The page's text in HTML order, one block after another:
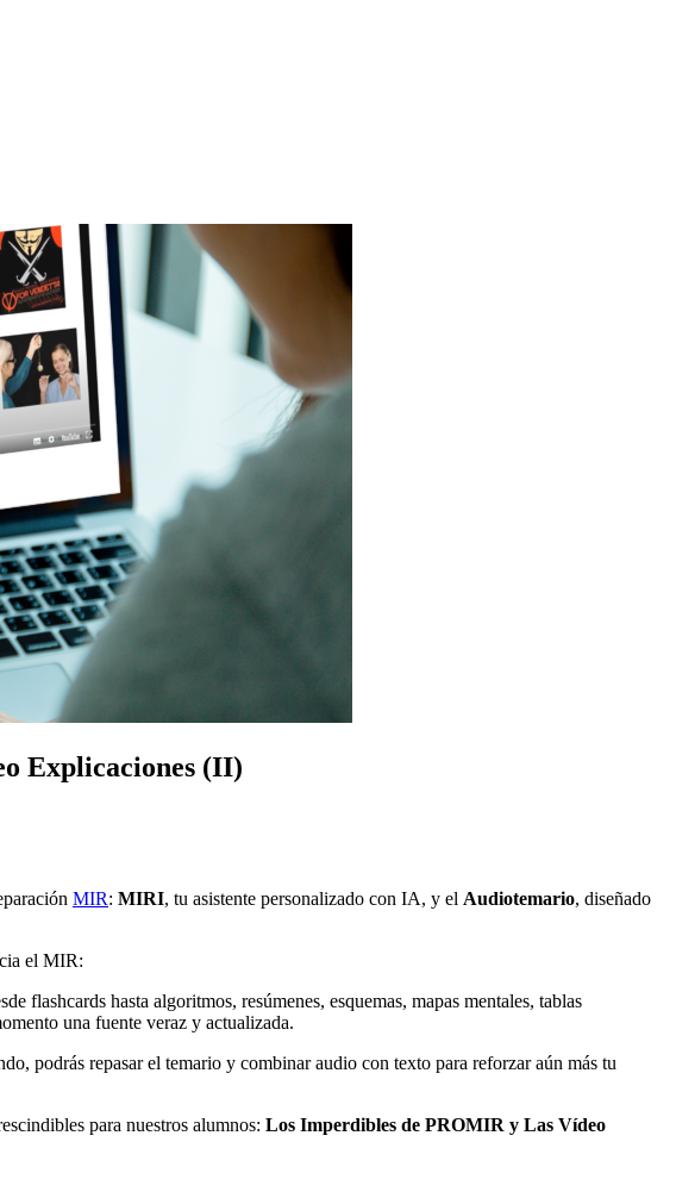
Explicaciones (II)
MIR: MIRI, tu asistente personalizado con IA, y el Audiotemario, diseñado
el MIR:
flashcards hasta algoritmos, resúmenes, esquemas, mapas mentales, tablas
una fuente veraz y actualizada.
podrás repasar el temario y combinar audio con texto para reforzar aún más tu
para nuestros alumnos: Los Imperdibles de PROMIR y Las Vídeo